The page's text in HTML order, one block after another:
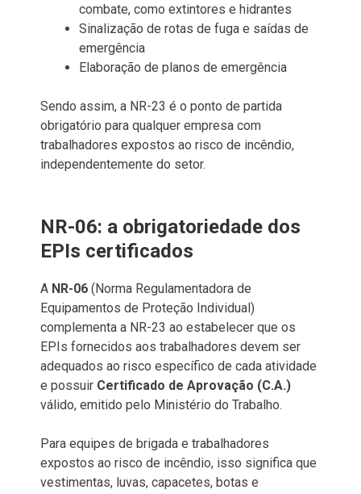
combate, como extintores e hidrantes
Sinalização de rotas de fuga e saídas de
emergência
Elaboração de planos de emergência
Sendo assim, a NR-23 é o ponto de partida
obrigatório para qualquer empresa com
trabalhadores expostos ao risco de incêndio,
independentemente do setor.
NR-06: a obrigatoriedade dos
EPIs certificados
A NR-06 (Norma Regulamentadora de
Equipamentos de Proteção Individual)
complementa a NR-23 ao estabelecer que os
EPIs fornecidos aos trabalhadores devem ser
adequados ao risco específico de cada atividade
e possuir Certificado de Aprovação (C.A.)
válido, emitido pelo Ministério do Trabalho.
Para equipes de brigada e trabalhadores
expostos ao risco de incêndio, isso significa que
vestimentas, luvas, capacetes, botas e